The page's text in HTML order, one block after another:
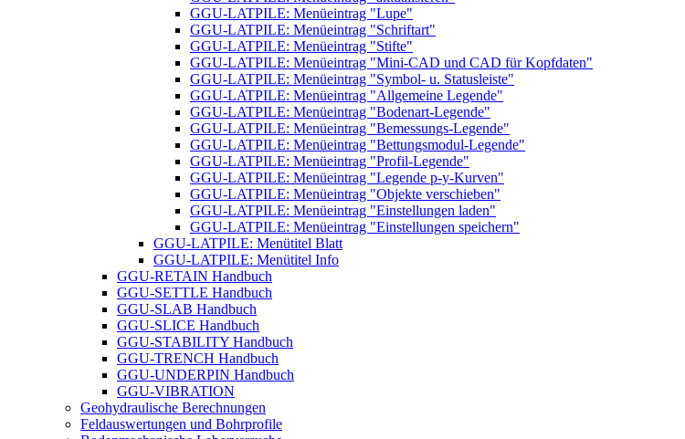
GGU-LATPILE: Menüeintrag "Lupe"
GGU-LATPILE: Menüeintrag "Schriftart"
GGU-LATPILE: Menüeintrag "Stifte"
GGU-LATPILE: Menüeintrag "Mini-CAD und CAD für Kopfdaten"
GGU-LATPILE: Menüeintrag "Symbol- u. Statusleiste"
GGU-LATPILE: Menüeintrag "Allgemeine Legende"
GGU-LATPILE: Menüeintrag "Bodenart-Legende"
GGU-LATPILE: Menüeintrag "Bemessungs-Legende"
GGU-LATPILE: Menüeintrag "Bettungsmodul-Legende"
GGU-LATPILE: Menüeintrag "Profil-Legende"
GGU-LATPILE: Menüeintrag "Legende p-y-Kurven"
GGU-LATPILE: Menüeintrag "Objekte verschieben"
GGU-LATPILE: Menüeintrag "Einstellungen laden"
GGU-LATPILE: Menüeintrag "Einstellungen speichern"
GGU-LATPILE: Menütitel Blatt
GGU-LATPILE: Menütitel Info
GGU-RETAIN Handbuch
GGU-SETTLE Handbuch
GGU-SLAB Handbuch
GGU-SLICE Handbuch
GGU-STABILITY Handbuch
GGU-TRENCH Handbuch
GGU-UNDERPIN Handbuch
GGU-VIBRATION
Geohydraulische Berechnungen
Feldauswertungen und Bohrprofile